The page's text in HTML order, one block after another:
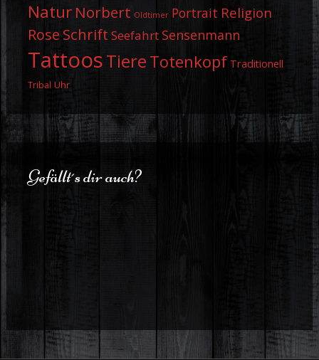
Natur Norbert Oldtimer Portrait Religion
Rose Schrift Seefahrt Sensenmann
TattoosTiere Totenkopf Traditionell
Tribal Uhr
Gefällt´s dir auch?